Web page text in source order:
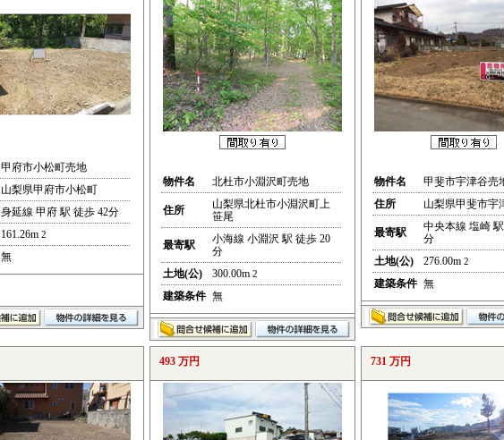
甲府市小松町売地
山梨県甲府市小松町
身延線 甲府 駅 徒歩 42分
161.26m 2
無
物件名 北杜市小淵沢町売地
住所
山梨県北杜市小淵沢町上
笹尾
最寄駅
小海線 小淵沢 駅 徒歩 20
分
土地(公)
300.00m 2
建築条件 無
物件名
甲斐市宇津谷売
住所
山梨県甲斐市宇
最寄駅
中央本線 塩崎
分
土地(公)
276.00m 2
建築条件 無
493 万円 731 万円